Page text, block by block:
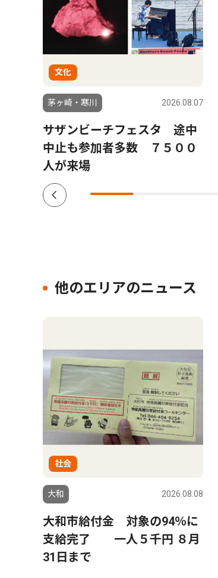
文化
茅ヶ崎・寒川 2026.08.07
サザンビーチフェスタ 途中
中止も参加者多数 ７５００
人が来場
他のエリアのニュース
社会
大和 2026.08.08
大和市給付金 対象の94％に
支給完了 一人５千円 ８月
31日まで